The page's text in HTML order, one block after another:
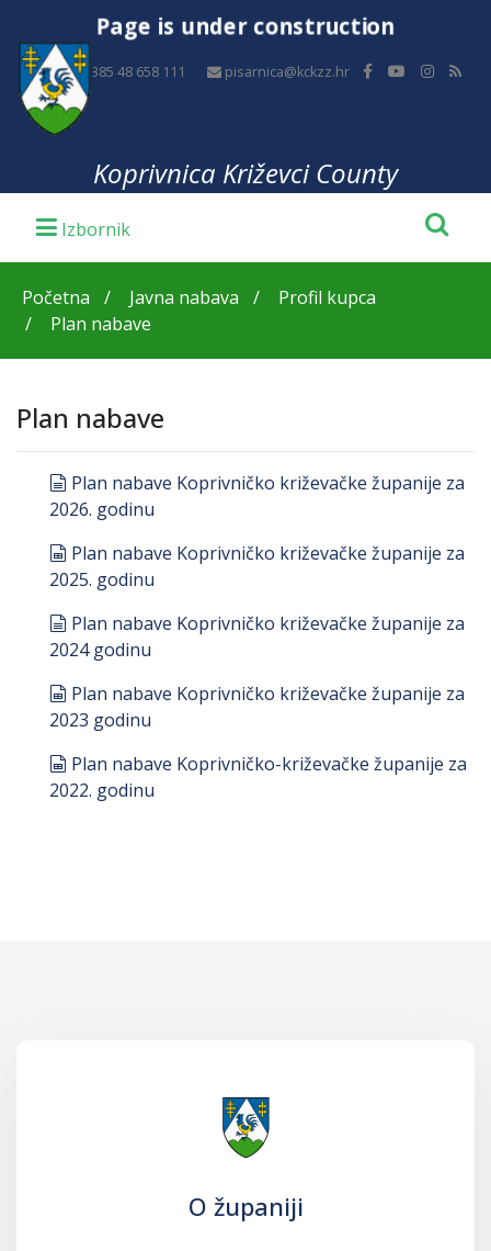
Page is under construction
+385 48 658 111 pisarnica@kckzz.hr
Koprivnica Križevci County
Početna Javna nabava
Profil kupca
Plan nabave
Plan nabave
document
Plan nabave Koprivničko križevačke županije za
2026. godinu
spreadsheet
Plan nabave Koprivničko križevačke županije za
2025. godinu
document
Plan nabave Koprivničko križevačke županije za
2024 godinu
spreadsheet
Plan nabave Koprivničko križevačke županije za
2023 godinu
spreadsheet
Plan nabave Koprivničko-križevačke županije za
2022. godinu
O županiji